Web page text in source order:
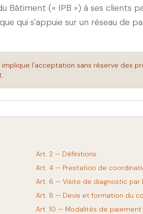
Bâtiment (« IPB ») à ses clients
qui s'appuie sur un réseau de
l'acceptation sans réserve des
Art. 2 — Définitions
Art. 4 — Prestation de
Art. 6 — Visite de diagnostic par
Art. 8 — Devis et formation du
Art. 10 — Modalités de paiement